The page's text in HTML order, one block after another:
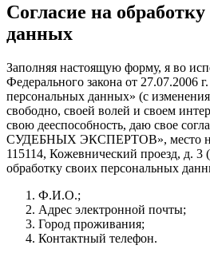
Согласие на
данных
Заполняя настоящую форму, я во
Федерального закона от 27.07.2006
персональных данных» (с
свободно, своей волей и своем
свою дееспособность, даю свое
СУДЕБНЫХ ЭКСПЕРТОВ», место
115114, Кожевнический проезд, д.
обработку своих персональных
Ф.И.О.;
Адрес электронной почты;
Город проживания;
Контактный телефон.